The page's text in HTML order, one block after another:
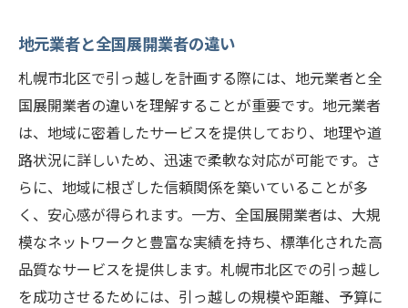
地元業者と全国展開業者の違い
札幌市北区で引っ越しを計画する際には、地元業者と全
国展開業者の違いを理解することが重要です。地元業者
は、地域に密着したサービスを提供しており、地理や道
路状況に詳しいため、迅速で柔軟な対応が可能です。さ
らに、地域に根ざした信頼関係を築いていることが多
く、安心感が得られます。一方、全国展開業者は、大規
模なネットワークと豊富な実績を持ち、標準化された高
品質なサービスを提供します。札幌市北区での引っ越し
を成功させるためには、引っ越しの規模や距離、予算に